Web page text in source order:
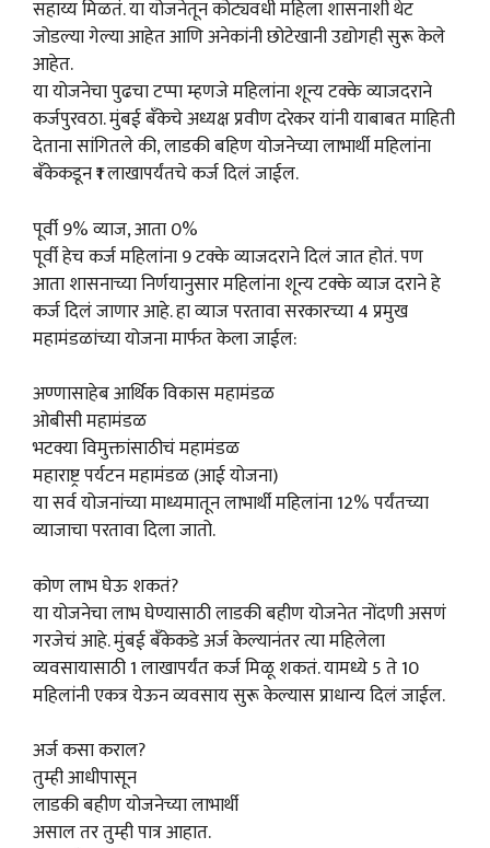
सहाय्य मिळतं. या योजनेतून कोट्यवधी महिला शासनाशी थेट
जोडल्या गेल्या आहेत आणि अनेकांनी छोटेखानी उद्योगही सुरू केले
आहेत.
या योजनेचा पुढचा टप्पा म्हणजे महिलांना शून्य टक्के व्याजदराने
कर्जपुरवठा. मुंबई बँकेचे अध्यक्ष प्रवीण दरेकर यांनी याबाबत माहिती
देताना सांगितले की, लाडकी बहिण योजनेच्या लाभार्थी महिलांना
बँकेकडून ₹1 लाखापर्यंतचे कर्ज दिलं जाईल.
पूर्वी 9% व्याज, आता 0%
पूर्वी हेच कर्ज महिलांना 9 टक्के व्याजदराने दिलं जात होतं. पण
आता शासनाच्या निर्णयानुसार महिलांना शून्य टक्के व्याज दराने हे
कर्ज दिलं जाणार आहे. हा व्याज परतावा सरकारच्या 4 प्रमुख
महामंडळांच्या योजना मार्फत केला जाईल:
अण्णासाहेब आर्थिक विकास महामंडळ
ओबीसी महामंडळ
भटक्या विमुक्तांसाठीचं महामंडळ
महाराष्ट्र पर्यटन महामंडळ (आई योजना)
या सर्व योजनांच्या माध्यमातून लाभार्थी महिलांना 12% पर्यंतच्या
व्याजाचा परतावा दिला जातो.
कोण लाभ घेऊ शकतं?
या योजनेचा लाभ घेण्यासाठी लाडकी बहीण योजनेत नोंदणी असणं
गरजेचं आहे. मुंबई बँकेकडे अर्ज केल्यानंतर त्या महिलेला
व्यवसायासाठी 1 लाखापर्यंत कर्ज मिळू शकतं. यामध्ये 5 ते 10
महिलांनी एकत्र येऊन व्यवसाय सुरू केल्यास प्राधान्य दिलं जाईल.
अर्ज कसा कराल?
तुम्ही आधीपासून
लाडकी बहीण योजनेच्या लाभार्थी
असाल तर तुम्ही पात्र आहात.